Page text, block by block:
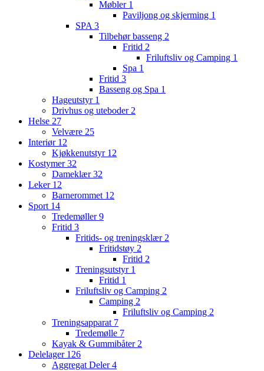
Møbler 1
Paviljong og skjerming 1
SPA 3
Tilbehør basseng 2
Fritid 2
Friluftsliv og Camping 1
Spa 1
Fritid 3
Basseng og Spa 1
Hageutstyr 1
Drivhus og uteboder 2
Helse 27
Velvære 25
Interiør 12
Kjøkkenutstyr 12
Kostymer32
Dameklær32
Leker 12
Barnerommet 12
Sport 14
Tredemøller9
Fritid 3
Fritids- og treningsklær 2
Fritidstøy 2
Fritid 2
Treningsutstyr 1
Fritid 1
Friluftsliv og Camping 2
Camping 2
Friluftsliv og Camping 2
Treningsapparat 7
Tredemølle 7
Kayak & Gummibåter 2
Delelager 126
Aggregat Deler4